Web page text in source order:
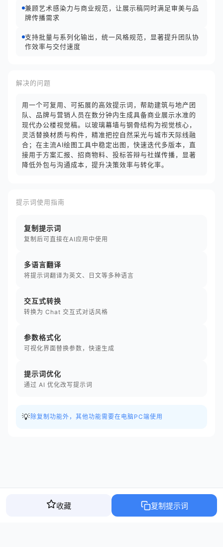
兼顾艺术感染力与商业规范，让展示稿同时满足审美与品
牌传播需求
支持批量与系列化输出，统一风格规范，显著提升团队协
作效率与交付速度
解决的问题
用一个可复用、可拓展的高效提示词，帮助建筑与地产团
队、品牌与营销人员在数分钟内生成具备商业展示水准的
现代办公楼视觉稿。以玻璃幕墙与钢骨结构为视觉核心，
灵活替换材质与构件，精准把控自然采光与城市天际线融
合；在主流AI绘图工具中稳定出图，快速迭代多版本，直
接用于方案汇报、招商物料、投标答辩与社媒传播，显著
降低外包与沟通成本，提升决策效率与转化率。
提示词使用指南
复制提示词
复制后可直接在AI应用中使用
多语言翻译
将提示词翻译为英文、日文等多种语言
交互式转换
转换为 Chat 交互式对话风格
参数格式化
可视化界面替换参数，快速生成
提示词优化
通过 AI 优化改写提示词
💡 除复制功能外，其他功能需要在电脑PC端使用
收藏 复制提示词